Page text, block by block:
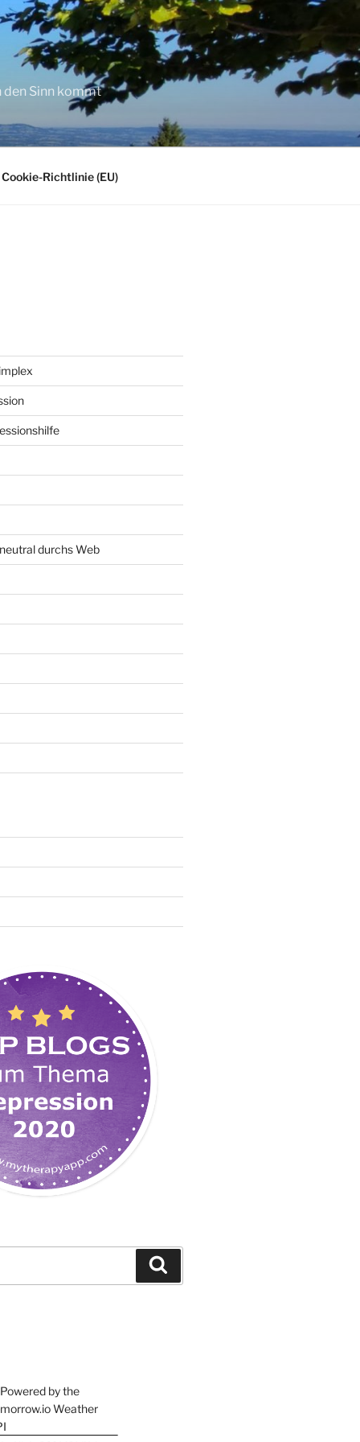
den Sinn kommt
Cookie-Richtlinie (EU)
durchs Web